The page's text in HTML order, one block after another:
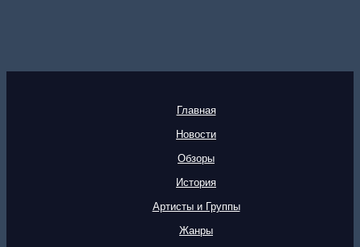
Главная
Новости
Обзоры
История
Артисты и Группы
Жанры